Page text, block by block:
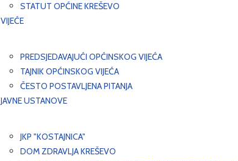
STATUT OPĆINE KREŠEVO
VIJEĆE
PREDSJEDAVAJUĆI OPĆINSKOG VIJEĆA
TAJNIK OPĆINSKOG VIJEĆA
ČESTO POSTAVLJENA PITANJA
JAVNE USTANOVE
JKP "KOSTAJNICA"
DOM ZDRAVLJA KREŠEVO